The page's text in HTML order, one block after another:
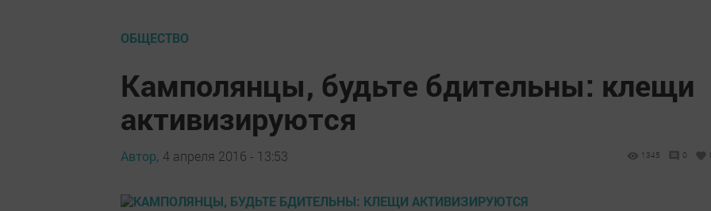
ОБЩЕСТВО
Камполянцы, будьте бдительны: клещи
активизируются
Автор, 4 апреля 2016 - 13:53 1345 0